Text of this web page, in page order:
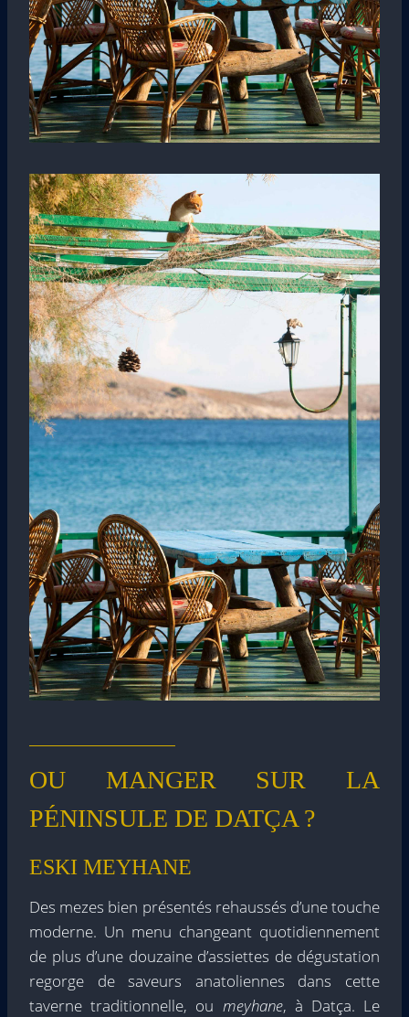
OU MANGER SUR LA
PÉNINSULE DE DATÇA ?
ESKI MEYHANE
Des mezes bien présentés rehaussés d’une touche
moderne. Un menu changeant quotidiennement
de plus d’une douzaine d’assiettes de dégustation
regorge de saveurs anatoliennes dans cette
taverne traditionnelle, ou meyhane, à Datça. Le